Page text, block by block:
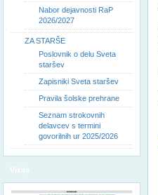
Nabor dejavnosti RaP
2026/2027
ZA STARŠE
Poslovnik o delu Sveta
staršev
Zapisniki Sveta staršev
Pravila šolske prehrane
Seznam strokovnih
delavcev s termini
govorilnih ur 2025/2026
Vizija